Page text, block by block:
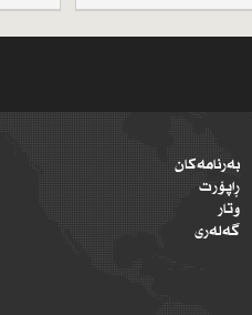
بەرنامەکان
ڕاپۆرت
وتار
گەلەری